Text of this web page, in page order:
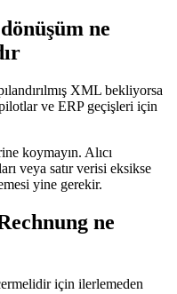
ne
XML bekliyorsa
ve ERP geçişleri için
koymayın. Alıcı
veya satır verisi eksikse
yine gerekir.
ne
için ilerlemeden